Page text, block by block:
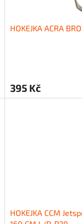
HOKEJKA ACRA
395 Kč
HOKEJKA CCM